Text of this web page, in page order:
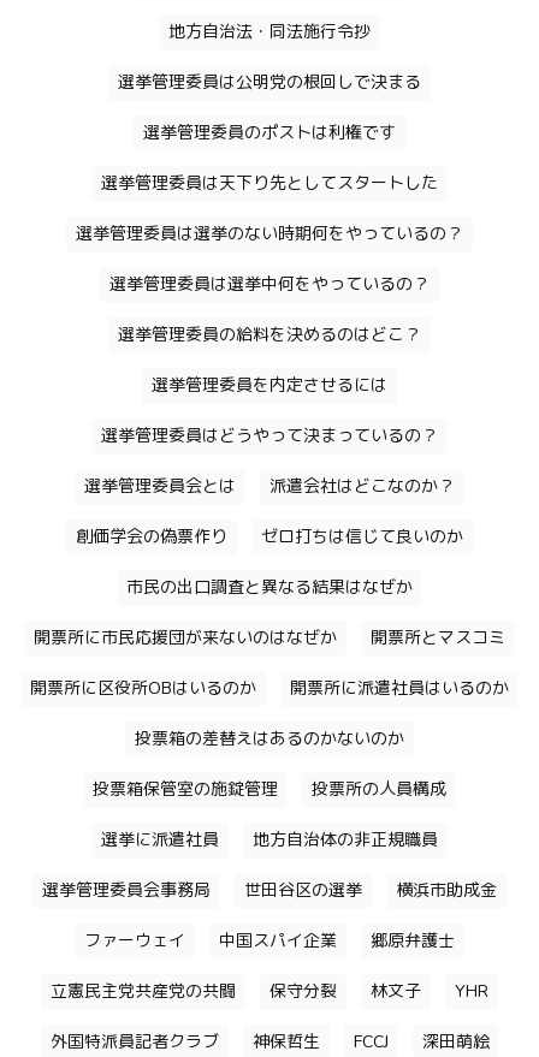
地方自治法・同法施行令抄
選挙管理委員は公明党の根回しで決まる
選挙管理委員のポストは利権です
選挙管理委員は天下り先としてスタートした
選挙管理委員は選挙のない時期何をやっているの？
選挙管理委員は選挙中何をやっているの？
選挙管理委員の給料を決めるのはどこ？
選挙管理委員を内定させるには
選挙管理委員はどうやって決まっているの？
選挙管理委員会とは 派遣会社はどこなのか？
創価学会の偽票作り ゼロ打ちは信じて良いのか
市民の出口調査と異なる結果はなぜか
開票所に市民応援団が来ないのはなぜか 開票所とマスコミ
開票所に区役所OBはいるのか 開票所に派遣社員はいるのか
投票箱の差替えはあるのかないのか
投票箱保管室の施錠管理 投票所の人員構成
選挙に派遣社員 地方自治体の非正規職員
選挙管理委員会事務局 世田谷区の選挙 横浜市助成金
ファーウェイ 中国スパイ企業 郷原弁護士
立憲民主党共産党の共闘 保守分裂 林文子 YHR
外国特派員記者クラブ 神保哲生 FCCJ 深田萌絵